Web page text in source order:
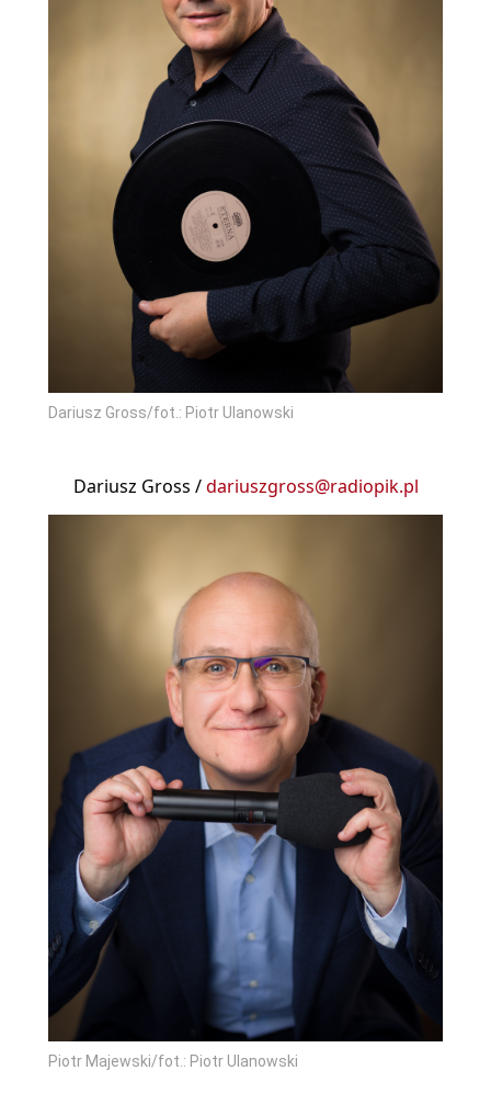
Dariusz Gross/fot.: Piotr Ulanowski
Dariusz Gross /dariuszgross@radiopik.pl
Piotr Majewski/fot.: Piotr Ulanowski